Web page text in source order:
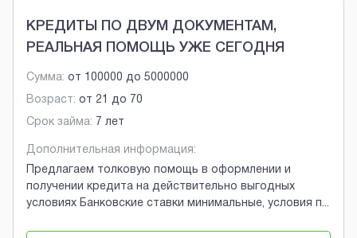
КРЕДИТЫ ПО ДВУМ ДОКУМЕНТАМ,
РЕАЛЬНАЯ ПОМОЩЬ УЖЕ СЕГОДНЯ
Сумма: от 100000 до 5000000
Возраст: от 21 до 70
Срок займа: 7 лет
Дополнительная информация:
Предлагаем толковую помощь в оформлении и
получении кредита на действительно выгодных
условиях Банковские ставки минимальные, условия п...